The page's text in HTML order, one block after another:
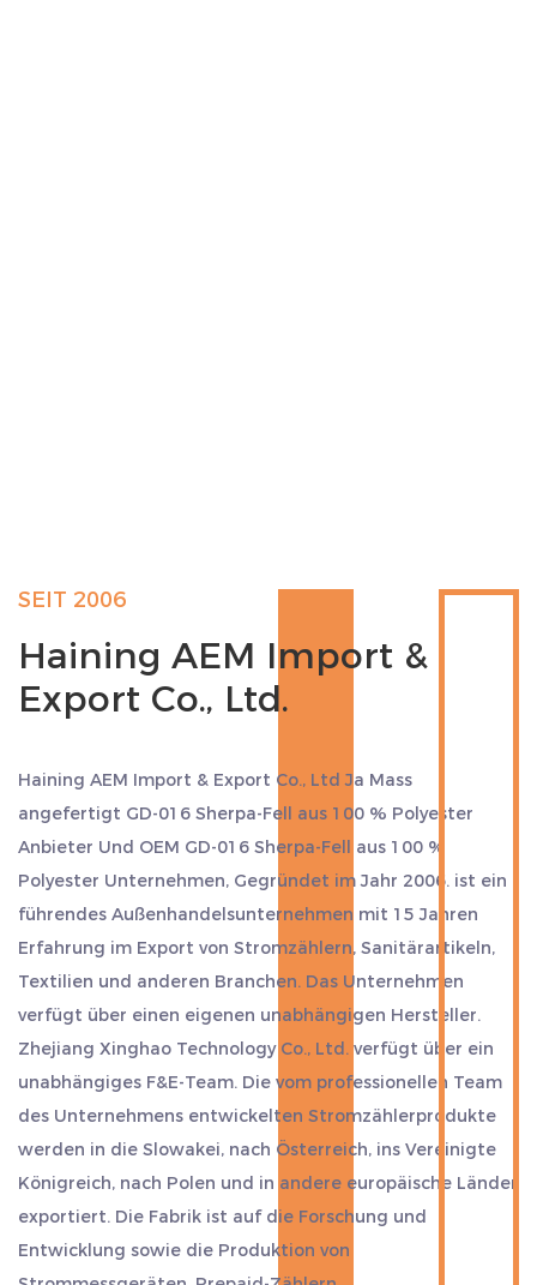
SEIT 2006
Haining AEM Import &
Export Co., Ltd.
Haining AEM Import & Export Co., Ltd Ja Mass
angefertigt GD-016 Sherpa-Fell aus 100 % Polyester
Anbieter Und OEM GD-016 Sherpa-Fell aus 100 %
Polyester Unternehmen, Gegründet im Jahr 2006. ist ein
führendes Außenhandelsunternehmen mit 15 Jahren
Erfahrung im Export von Stromzählern, Sanitärartikeln,
Textilien und anderen Branchen. Das Unternehmen
verfügt über einen eigenen unabhängigen Hersteller.
Zhejiang Xinghao Technology Co., Ltd. verfügt über ein
unabhängiges F&E-Team. Die vom professionellen Team
des Unternehmens entwickelten Stromzählerprodukte
werden in die Slowakei, nach Österreich, ins Vereinigte
Königreich, nach Polen und in andere europäische Länder
exportiert. Die Fabrik ist auf die Forschung und
Entwicklung sowie die Produktion von